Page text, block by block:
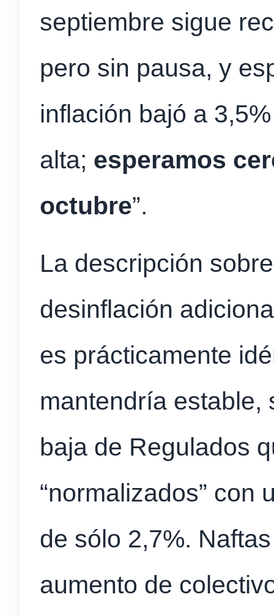
septiembre sigue
pero sin pausa, y
inflación bajó a
alta; esperamos
octubre”.
La descripción
desinflación
es prácticamente
mantendría estable,
baja de Regulados
“normalizados” con
de sólo 2,7%.
aumento de